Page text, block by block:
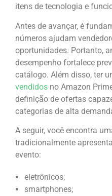
itens de tecnologia e
Antes de avançar, é
números ajudam
oportunidades. Portanto,
desempenho fortalece
catálogo. Além disso, ter
vendidos no Amazon
definição de ofertas
categorias de alta
A seguir, você encontra
tradicionalmente
evento:
eletrônicos;
smartphones;